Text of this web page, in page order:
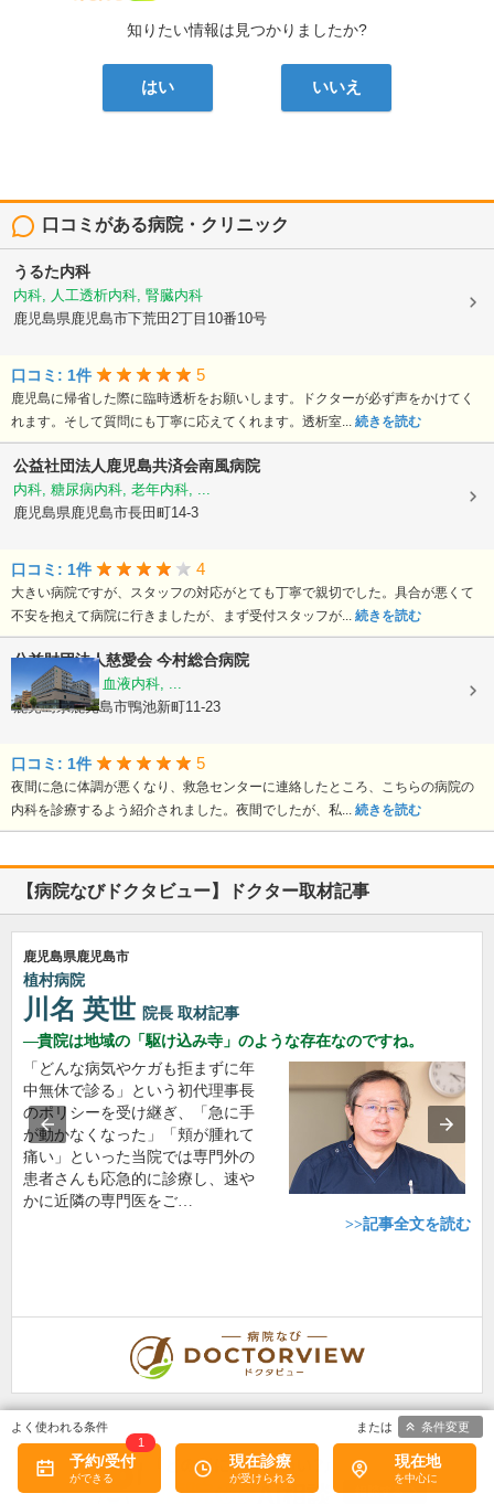
知りたい情報は見つかりましたか?
はい いいえ
口コミがある病院・クリニック
うるた内科
内科, 人工透析内科, 腎臓内科
鹿児島県鹿児島市下荒田2丁目10番10号
口コミ: 1件 5
鹿児島に帰省した際に臨時透析をお願いします。ドクターが必ず声をかけてく
れます。そして質問にも丁寧に応えてくれます。透析室... 続きを読む
公益社団法人鹿児島共済会南風病院
内科, 糖尿病内科, 老年内科, ...
鹿児島県鹿児島市長田町14-3
口コミ: 1件 4
大きい病院ですが、スタッフの対応がとても丁寧で親切でした。具合が悪くて
不安を抱えて病院に行きましたが、まず受付スタッフが... 続きを読む
公益財団法人慈愛会 今村総合病院
内科, 救急科, 血液内科, ...
鹿児島県鹿児島市鴨池新町11-23
口コミ: 1件 5
夜間に急に体調が悪くなり、救急センターに連絡したところ、こちらの病院の
内科を診療するよう紹介されました。夜間でしたが、私... 続きを読む
【病院なびドクタビュー】ドクター取材記事
鹿児島県鹿児島市
植村病院
川名 英世 院長 取材記事
貴院は地域の「駆け込み寺」のような存在なのですね。
「どんな病気やケガも拒まずに年
中無休で診る」という初代理事長
のポリシーを受け継ぎ、「急に手
が動かなくなった」「頬が腫れて
痛い」といった当院では専門外の
患者さんも応急的に診療し、速や
かに近隣の専門医をご…
>>記事全文を読む
予約/受付
1
現在診療 現在地
条件変更